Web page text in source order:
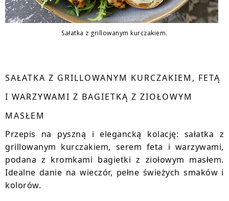
Sałatka z grillowanym kurczakiem.
SAŁATKA Z GRILLOWANYM KURCZAKIEM, FETĄ
I WARZYWAMI Z BAGIETKĄ Z ZIOŁOWYM
MASŁEM
Przepis na pyszną i elegancką kolację: sałatka z
grillowanym kurczakiem, serem feta i warzywami,
podana z kromkami bagietki z ziołowym masłem.
Idealne danie na wieczór, pełne świeżych smaków i
kolorów.